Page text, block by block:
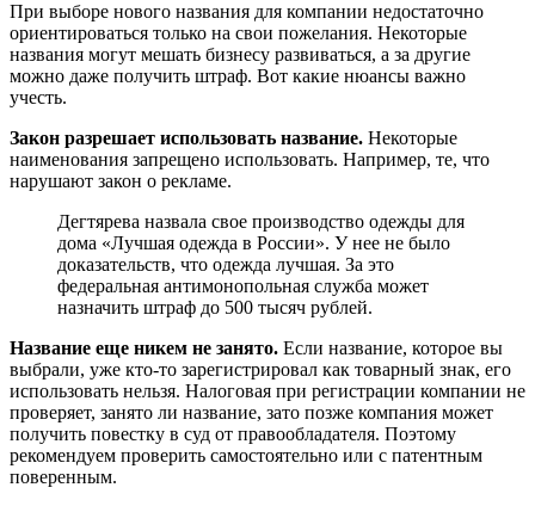
При выборе нового названия для компании недостаточно
ориентироваться только на свои пожелания. Некоторые
названия могут мешать бизнесу развиваться, а за другие
можно даже получить штраф. Вот какие нюансы важно
учесть.
Закон разрешает использовать название. Некоторые
наименования запрещено использовать. Например, те, что
нарушают закон о рекламе.
Дегтярева назвала свое производство одежды для
дома «Лучшая одежда в России». У нее не было
доказательств, что одежда лучшая. За это
федеральная антимонопольная служба может
назначить штраф до 500 тысяч рублей.
Название еще никем не занято. Если название, которое вы
выбрали, уже кто-то зарегистрировал как товарный знак, его
использовать нельзя. Налоговая при регистрации компании не
проверяет, занято ли название, зато позже компания может
получить повестку в суд от правообладателя. Поэтому
рекомендуем проверить самостоятельно или с патентным
поверенным.